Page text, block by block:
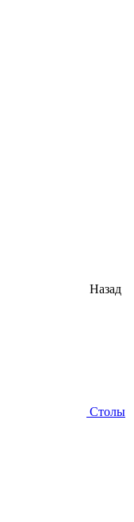
Назад
Столы